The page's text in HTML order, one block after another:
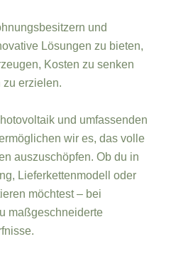
und
Lösungen zu bieten,
Kosten zu senken
erzielen.
und umfassenden
wir es, das volle
auszuschöpfen. Ob du in
Lieferkettenmodell oder
möchtest – bei
maßgeschneiderte